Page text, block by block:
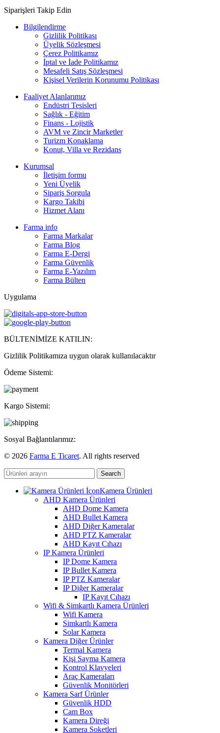
Siparişleri Takip Edin
Bilgilendirme
Gizlilik Politikası
Üyelik Sözleşmesi
Çerez Politikamız
İptal ve İade Politikamız
Mesafeli Satış Sözleşmesi
Kişisel Verilerin Korunumu Politikası
Faaliyet Alanlarımız
Endüstri Tesisleri
Sağlık - Eğitim
Finans - Lojistik
AVM ve Zincir Marketler
Turizm Konaklama
Konut, Villa ve Rezidans
Kurumsal
İletişim formu
Yeni Üyelik
Sipariş Sorgula
Kargo Takibi
Hizmet Alanı
Farma info
Farma Markalar
Farma Blog
Farma E-Dergi
Farma Güvenlik
Farma E-Yazılım
Farma Bülten
Uygulama
BÜLTENİMİZE KATILIN:
Gizlilik Politikamıza uygun olarak kullanılacaktır
Ödeme Sistemi:
Kargo Sistemi:
Sosyal Bağlantılarımız:
© 2026 Farma E Ticaret. All rights reserved
Search
Kamera Ürünleri
AHD Kamera Ürünleri
AHD Dome Kamera
AHD Bullet Kamera
AHD Diğer Kameralar
AHD PTZ Kameralar
AHD Kayıt Cıhazı
IP Kamera Ürünleri
IP Dome Kamera
IP Bullet Kamera
IP PTZ Kameralar
IP Diğer Kameralar
IP Kayıt Cıhazı
Wifi & Simkartlı Kamera Ürünleri
Wifi Kamera
Simkartlı Kamera
Solar Kamera
Kamera Diğer Ürünler
Termal Kamera
Kişi Sayma Kamera
Kontrol Klavyeleri
Araç Kameraları
Güvenlik Monitörleri
Kamera Sarf Ürünler
Güvenlik HDD
Cam Box
Kamera Direği
Kamera Soketleri